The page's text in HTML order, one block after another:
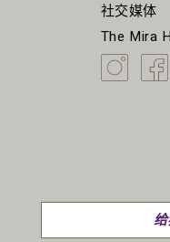
社交媒体
The Mira